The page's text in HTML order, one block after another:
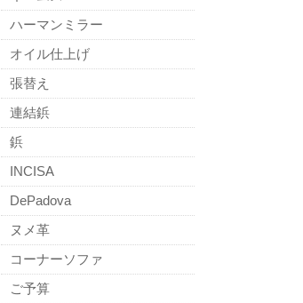
ハーマンミラー
オイル仕上げ
張替え
連結鋲
鋲
INCISA
DePadova
ヌメ革
コーナーソファ
ご予算